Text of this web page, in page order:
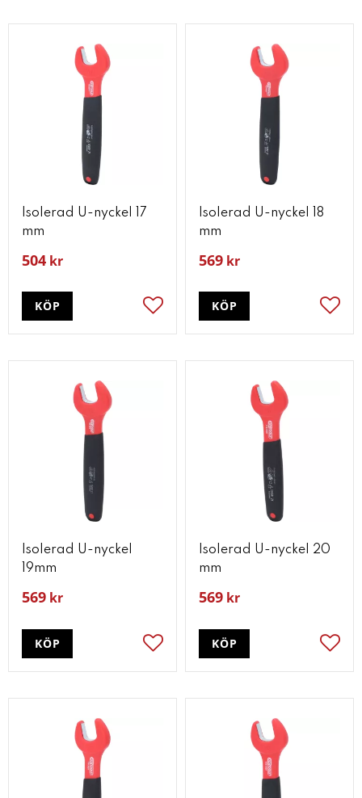
Isolerad U-nyckel 17
mm
504 kr
Lägg till i favoriter
KÖP
Isolerad U-nyckel 18
mm
569 kr
KÖP
Isolerad U-nyckel
19mm
569 kr
Lägg till i favoriter
KÖP
Isolerad U-nyckel 20
mm
569 kr
KÖP